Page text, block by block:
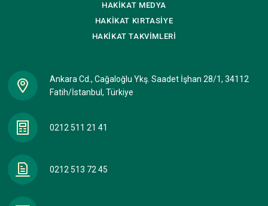
HAKİKAT MEDYA
HAKİKAT KIRTASİYE
HAKİKATTAKVİMLERİ
Ankara Cd., Cağaloğlu Ykş. Saadet İşhan 28/1, 34112
Fatih/İstanbul, Türkiye
0212 511 21 41
0212 513 72 45